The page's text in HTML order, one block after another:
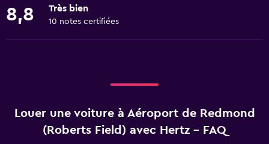
8,8 Très bien
10 notes certifiées
Louer une voiture à Aéroport de Redmond
(Roberts Field) avec Hertz - FAQ